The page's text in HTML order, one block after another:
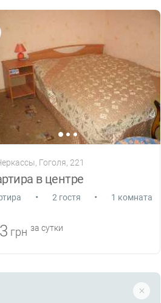
Гоголя, 221
в центре
• 2 гостя • 1 комната
грн за сутки